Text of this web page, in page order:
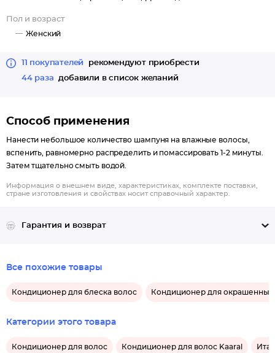
Пол и возраст
Женский
11 покупателей
рекомендуют приобрести
44 раза
добавили в список желаний
Способ применения
Нанести небольшое количество шампуня на влажные волосы,
вспенить, равномерно распределить и помассировать 1-2 минуты.
Затем тщательно смыть водой.
Информация о внешнем виде, характеристиках, комплекте поставки,
стране изготовления и свойствах носит справочный характер.
Гарантия и возврат
Все похожие товары
Кондиционер для блеска волос Кондиционер для окрашенных
Категории этого товара
Кондиционер для волос Кондиционер для волос Kaaral